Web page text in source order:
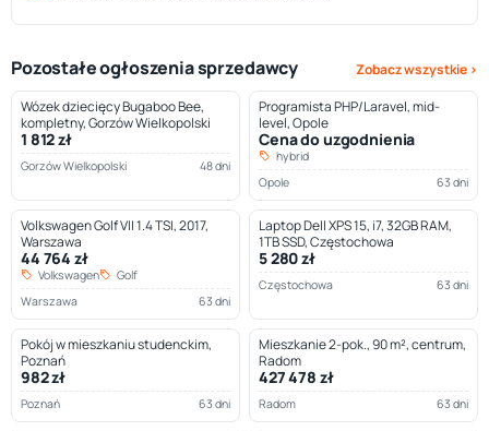
Pozostałe ogłoszenia sprzedawcy
Zobacz wszystkie ›
Wózek dziecięcy Bugaboo Bee,
kompletny, Gorzów Wielkopolski
1 812 zł
Gorzów Wielkopolski 48 dni
Programista PHP/Laravel, mid-
level, Opole
Cena do uzgodnienia
hybrid
Opole
63 dni
Volkswagen Golf VII 1.4 TSI, 2017,
Warszawa
44 764 zł
Volkswagen
Golf
Warszawa
63 dni
Laptop Dell XPS 15, i7, 32GB RAM,
1TB SSD, Częstochowa
5 280 zł
Częstochowa 63 dni
Pokój w mieszkaniu studenckim,
Poznań
982 zł
Poznań 63 dni
Mieszkanie 2-pok., 90 m², centrum,
Radom
427 478 zł
Radom 63 dni